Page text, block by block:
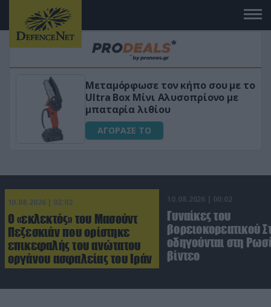
Μεταμόρφωσε τον κήπο σου με το
Ultra Box Μίνι Αλυσοπρίονο με
μπαταρία λιθίου
ΑΓΟΡΑΣΕ ΤΟ
10.08.2026 | 02:02
Ο «εκλεκτός» του Μασούντ
Πεζεσκιάν που ορίστηκε
επικεφαλής του ανώτατου
οργάνου ασφαλείας του Ιράν
10.08.2026 | 00:02
Γυναίκες του
βορειοκορεατικού
οδηγούνται στη
βίντεο